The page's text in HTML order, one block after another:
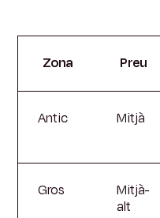
Zona Preu
Antic Mitjà
Gros
Mitjà-
alt